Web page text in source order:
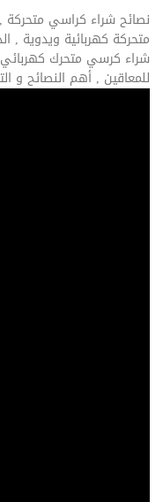
نصائح شراء كراسي
متحركة كهربائية ويدوية ,
شراء كرسي متحرك
للمعاقين , أهم النصائح و